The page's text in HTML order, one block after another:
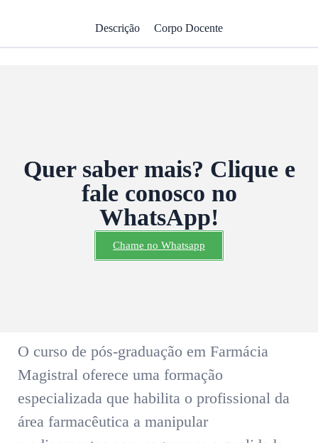
Descrição Corpo Docente
Quer saber mais? Clique e
fale conosco no
WhatsApp!
Chame no Whatsapp
O curso de pós-graduação em Farmácia
Magistral oferece uma formação
especializada que habilita o profissional da
área farmacêutica a manipular